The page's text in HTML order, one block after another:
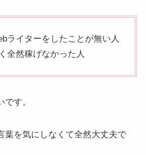
ライターをしたことが無い人
全然稼げなかった人
す。
葉を気にしなくて全然大丈夫で